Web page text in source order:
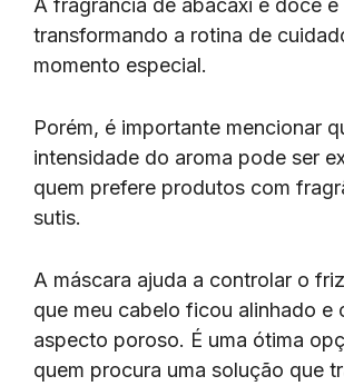
A fragrância de abacaxi é doce
transformando a rotina de
momento especial.
Porém, é importante mencionar
intensidade do aroma pode ser
quem prefere produtos com
sutis.
A máscara ajuda a controlar o
que meu cabelo ficou alinhado e
aspecto poroso. É uma ótima
quem procura uma solução que